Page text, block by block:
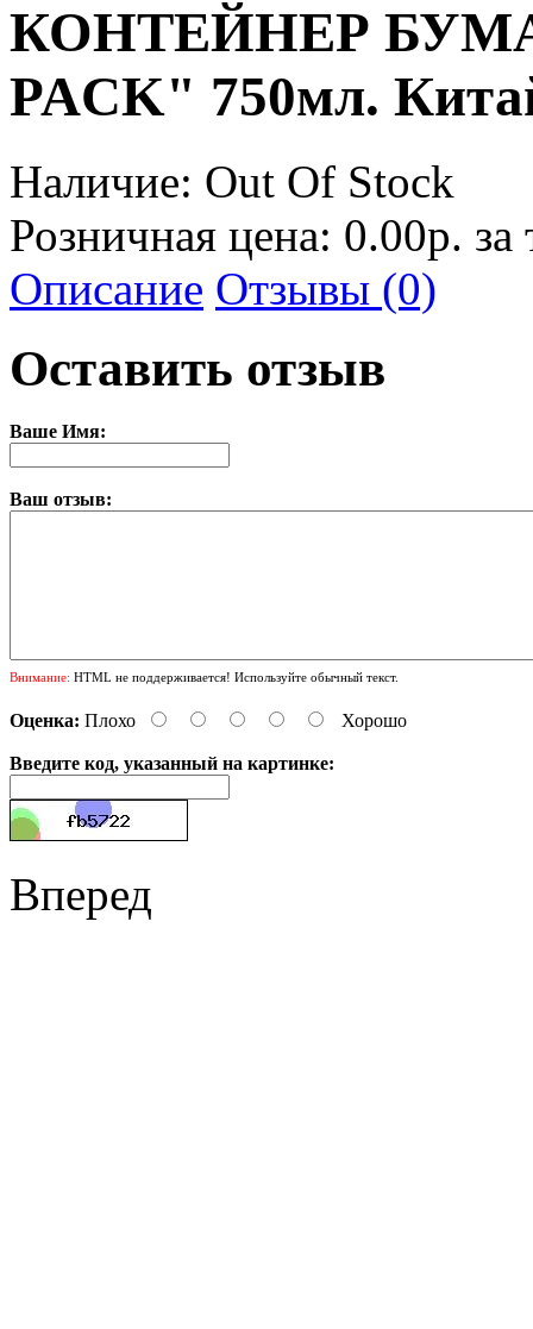
КОНТЕЙНЕР
PACK" 750мл.
Наличие: Out Of Stock
Розничная цена: 0.00р.
Описание Отзывы (0)
Оставить отзыв
Ваше Имя:
Ваш отзыв:
Внимание: HTML не поддерживается! Используйте обычный текст.
Оценка: Плохо Хорошо
Введите код, указанный на картинке:
Вперед